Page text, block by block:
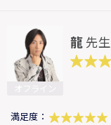
龍 先生
満足度：